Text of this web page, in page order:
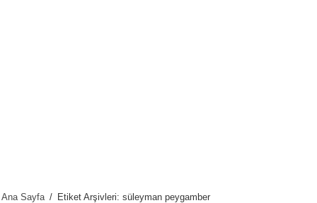
Ana Sayfa / Etiket Arşivleri: süleyman peygamber